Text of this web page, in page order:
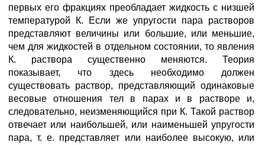
первых его фракциях преобладает жидкость с низшей
температурой К. Если же упругости пара растворов
представляют величины или большие, или меньшие,
чем для жидкостей в отдельном состоянии, то явления
К. раствора существенно меняются. Теория
показывает, что здесь необходимо должен
существовать раствор, представляющий одинаковые
весовые отношения тел в парах и в растворе и,
следовательно, неизменяющийся при К. Такой раствор
отвечает или наибольшей, или наименьшей упругости
пара, т. е. представляет или наиболее высокую, или